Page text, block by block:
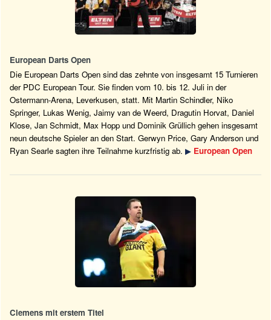
European Darts Open
Die European Darts Open sind das zehnte von insgesamt 15 Turnieren
der PDC European Tour. Sie finden vom 10. bis 12. Juli in der
Ostermann-Arena, Leverkusen, statt. Mit Martin Schindler, Niko
Springer, Lukas Wenig, Jaimy van de Weerd, Dragutin Horvat, Daniel
Klose, Jan Schmidt, Max Hopp und Dominik Grüllich gehen insgesamt
neun deutsche Spieler an den Start. Gerwyn Price, Gary Anderson und
Ryan Searle sagten ihre Teilnahme kurzfristig ab. ▶ European Open
Clemens mit erstem Titel